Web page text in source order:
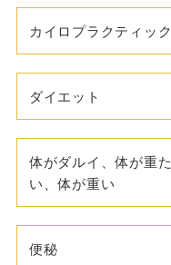
カイロプラクティック
ダイエット
体がダルイ、体が重た
い、体が重い
便秘